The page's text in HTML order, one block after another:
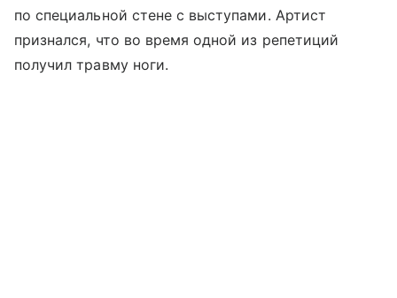
по специальной стене с выступами. Артист
признался, что во время одной из репетиций
получил травму ноги.